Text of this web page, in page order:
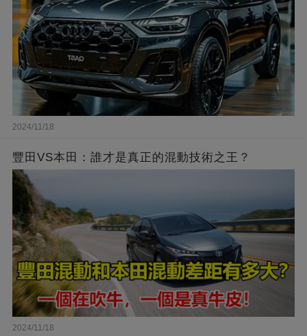
2024/11/18
豐田VS本田：誰才是真正的混動技術之王？
2024/11/18